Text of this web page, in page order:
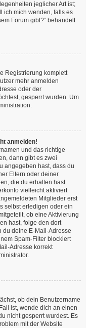
jeglicher Art ist;
ich mich wenden, falls es
Forum gibt?“ behandelt
Registrierung komplett
mehr anmelden
oder der
gesperrt wurden. Um
anmelden!
und das richtige
dann gibt es zwei
angegeben hast, dass du
Eltern oder deiner
die du erhalten hast.
vielleicht aktiviert
Mitglieder erst
selbst erledigen oder ein
ob eine Aktivierung
hast, folge den dort
du deine E-Mail-Adresse
Spam-Filter blockiert
Adresse korrekt
ob dein Benutzername
ist, wende dich an einen
nicht gesperrt wurdest. Es
mit der Website